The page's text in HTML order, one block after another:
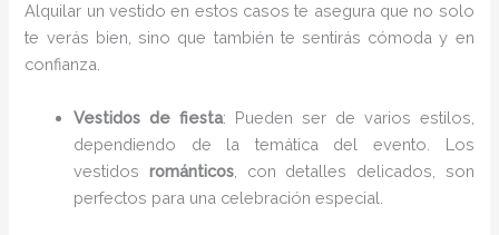
Alquilar un vestido en estos casos te asegura que no solo
te verás bien, sino que también te sentirás cómoda y en
confianza.
Vestidos de fiesta: Pueden ser de varios estilos,
dependiendo de la temática del evento. Los
vestidos románticos, con detalles delicados, son
perfectos para una celebración especial.